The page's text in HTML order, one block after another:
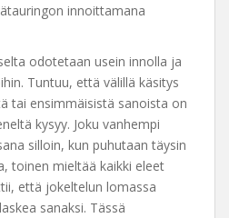
innoittamana
odotetaan usein innolla ja
Tuntuu, että välillä käsitys
tai ensimmäisistä sanoista on
kysyy. Joku vanhempi
silloin, kun puhutaan täysin
toinen mieltää kaikki eleet
että jokeltelun lomassa
sanaksi. Tässä